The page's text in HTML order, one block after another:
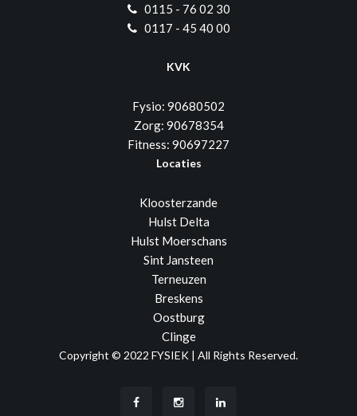
0115 - 76 02 30
0117 - 45 40 00
KVK
Fysio: 90680502
Zorg: 90678354
Fitness: 90697227
Locaties
Kloosterzande
Hulst Delta
Hulst Moerschans
Sint Jansteen
Terneuzen
Breskens
Oostburg
Clinge
Copyright © 2022 FYSIEK | All Rights Reserved.